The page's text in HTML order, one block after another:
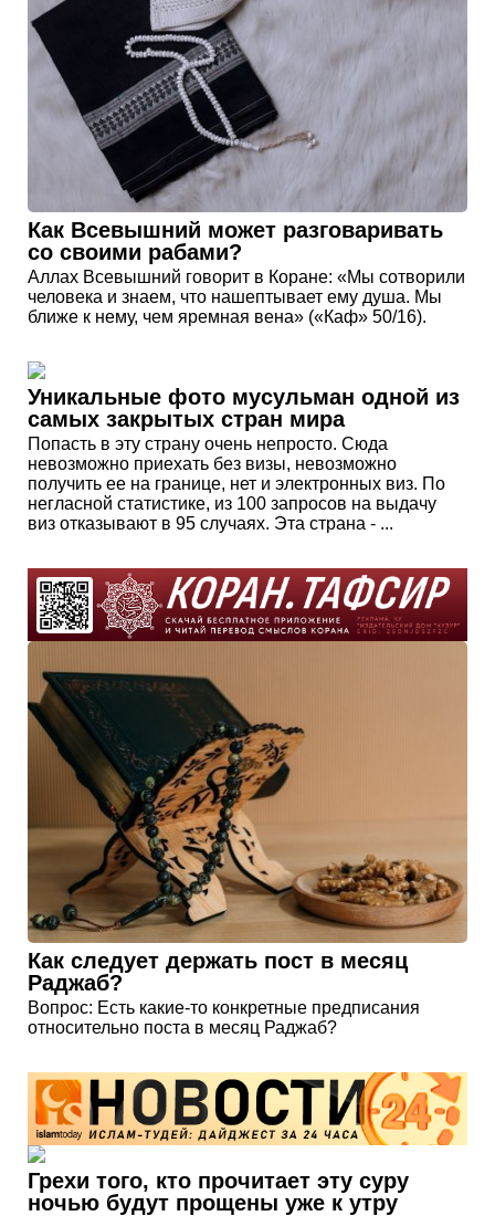
Как Всевышний может разговаривать
со своими рабами?
Аллах Всевышний говорит в Коране: «Мы сотворили
человека и знаем, что нашептывает ему душа. Мы
ближе к нему, чем яремная вена» («Каф» 50/16).
Уникальные фото мусульман одной из
самых закрытых стран мира
Попасть в эту страну очень непросто. Сюда
невозможно приехать без визы, невозможно
получить ее на границе, нет и электронных виз. По
негласной статистике, из 100 запросов на выдачу
виз отказывают в 95 случаях. Эта страна - ...
Как следует держать пост в месяц
Раджаб?
Вопрос: Есть какие-то конкретные предписания
относительно поста в месяц Раджаб?
Грехи того, кто прочитает эту суру
ночью будут прощены уже к утру